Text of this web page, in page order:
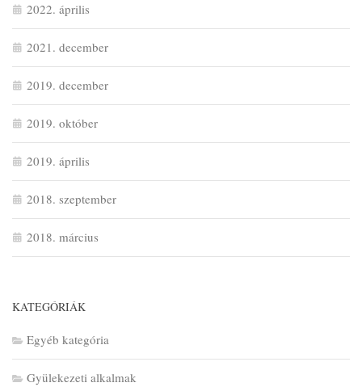
2022. április
2021. december
2019. december
2019. október
2019. április
2018. szeptember
2018. március
KATEGÓRIÁK
Egyéb kategória
Gyülekezeti alkalmak